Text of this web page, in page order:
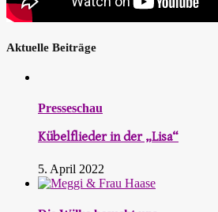
Aktuelle Beiträge
Presseschau
Kübelflieder in der „Lisa“
5. April 2022